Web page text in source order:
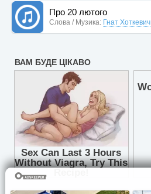
Про 20 лютого
Слова / Музика: Гнат Хоткевич